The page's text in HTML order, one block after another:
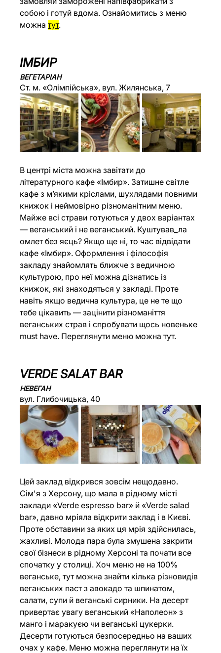
собою і готуй вдома. Ознайомитись з меню
можна тут.
ІМБИР
ВЕГЕТАРІАН
Ст. м. «Олімпійська», вул. Жилянська, 7
В центрі міста можна завітати до
літературного кафе «Імбир». Затишне світле
кафе з м’якими кріслами, шухлядами повними
книжок і неймовірно різноманітним меню.
Майже всі страви готуються у двох варіантах
— веганський і не веганський. Куштував_ла
омлет без яєць? Якщо ще ні, то час відвідати
кафе «Імбир». Оформлення і філософія
закладу знайомлять ближче з ведичною
культурою, про неї можна дізнатись із
книжок, які знаходяться у закладі. Проте
навіть якщо ведична культура, це не те що
тебе цікавить — зацінити різноманіття
веганських страв і спробувати щось новеньке
must have. Переглянути меню можна тут.
VERDE SALAT BAR
НЕВЕГАН
вул. Глибочицька, 40
Цей заклад відкрився зовсім нещодавно.
Сім'я з Херсону, що мала в рідному місті
заклади «Verde espresso bar» й «Verde salad
bar», давно мріяла відкрити заклад і в Києві.
Проте обставини за яких ця мрія здійснилась,
жахливі. Молода пара була змушена закрити
свої бізнеси в рідному Херсоні та почати все
спочатку у столиці. Хоч меню не на 100%
веганське, тут можна знайти кілька різновидів
веганських паст з авокадо та шпинатом,
салати, супи й веганські сирники. На десерт
привертає увагу веганський «Наполеон» з
манго і маракуєю чи веганські цукерки.
Десерти готуються безпосередньо на ваших
очах у кафе. Меню можна переглянути на їх